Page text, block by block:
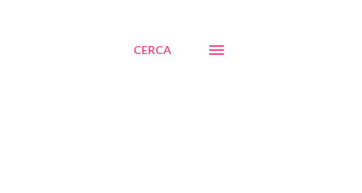
CERCA